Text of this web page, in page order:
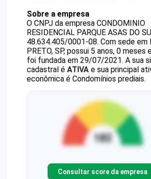
Sobre a empresa
O CNPJ da empresa CONDOMINIO
RESIDENCIAL PARQUE ASAS DO
48.634.405/0001-08. Com sede em
PRETO, SP, possui 5 anos, 0 meses
foi fundada em 29/07/2021. A sua
cadastral é ATIVA e sua principal
econômica é Condomínios prediais.
Consultar score da empresa